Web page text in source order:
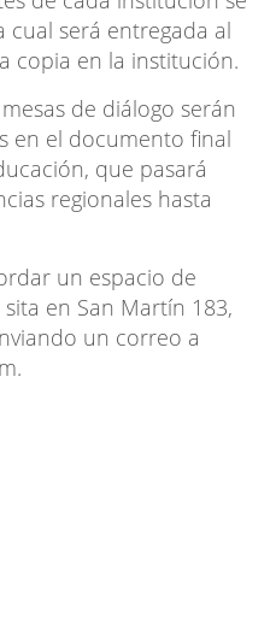
cual será entregada al
copia en la institución.
de diálogo serán
en el documento final
que pasará
regionales hasta
un espacio de
en San Martín 183,
un correo a
.